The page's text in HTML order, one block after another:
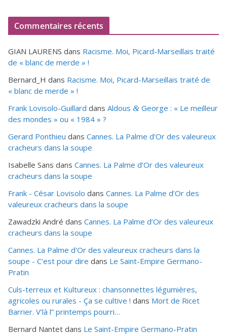
Commentaires récents
GIAN LAURENS dans Racisme. Moi, Picard-Marseillais traité
de « blanc de merde » !
Bernard_H dans Racisme. Moi, Picard-Marseillais traité de
« blanc de merde » !
Frank Lovisolo-Guillard dans Aldous & George : « Le meilleur
des mondes » ou « 1984 » ?
Gerard Ponthieu dans Cannes. La Palme d’Or des valeureux
cracheurs dans la soupe
Isabelle Sans dans Cannes. La Palme d’Or des valeureux
cracheurs dans la soupe
Frank - César Lovisolo dans Cannes. La Palme d’Or des
valeureux cracheurs dans la soupe
Zawadzki André dans Cannes. La Palme d’Or des valeureux
cracheurs dans la soupe
Cannes. La Palme d'Or des valeureux cracheurs dans la
soupe - C’est pour dire dans Le Saint-Empire Germano-
Pratin
Culs-terreux et Kultureux : chansonnettes légumières,
agricoles ou rurales - Ça se cultive ! dans Mort de Ricet
Barrier. V’là l” printemps pourri…
Bernard Nantet dans Le Saint-Empire Germano-Pratin